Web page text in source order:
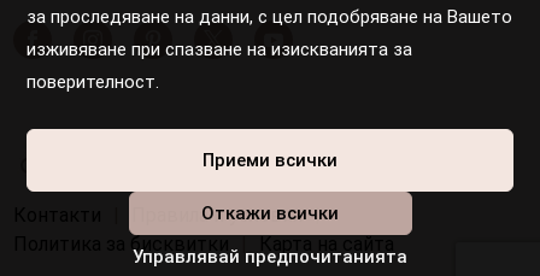
за проследяване на данни, с цел подобряване на Вашето
изживяване при спазване на изискванията за
поверителност.
Приеми всички
Откажи всички
Управлявай предпочитанията
Осигурен е достъп за хора с увреждания
Правила и условия |
Политика за бисквитки